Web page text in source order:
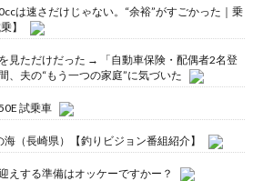
は速さだけじゃない。“余裕”がすごかった｜乗
】
見ただけだった → 「自動車保険・配偶者2名登
、夫の“もう一つの家庭”に気づいた
試乗車
（長崎県）【釣りビジョン番組紹介】
えする準備はオッケーですかー？